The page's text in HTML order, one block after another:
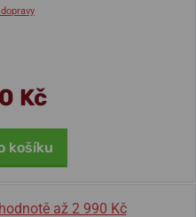
Kč
košíku
až 2 990 Kč